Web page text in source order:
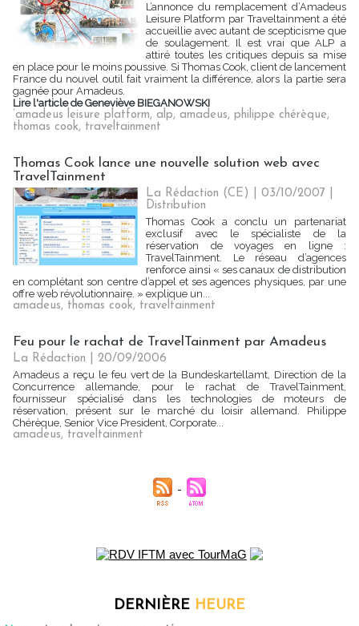
L’annonce du remplacement d’Amadeus
Leisure Platform par Traveltainment a été
accueillie avec autant de scepticisme que
de soulagement. Il est vrai que ALP a
attiré toutes les critiques depuis sa mise
en place pour le moins poussive. Si Thomas Cook, client de lancement
France du nouvel outil fait vraiment la différence, alors la partie sera
gagnée pour Amadeus.
Lire l'article de Geneviève BIEGANOWSKI
’amadeus leisure platform, alp, amadeus, philippe chérèque,
thomas cook, traveltainment
Thomas Cook lance une nouvelle solution web avec
TravelTainment
La Rédaction (CE) | 03/10/2007
Distribution
Thomas Cook a conclu un partenariat
exclusif avec le spécialiste de la
réservation de voyages en ligne :
TravelTainment. Le réseau d’agences
renforce ainsi « ses canaux de distribution
en complétant son centre d’appel et ses agences physiques, par une
offre web révolutionnaire. » explique un...
amadeus, thomas cook, traveltainment
Feu pour le rachat de TravelTainment par Amadeus
La Rédaction | 20/09/2006
Amadeus a reçu le feu vert de la Bundeskartellamt, Direction de la
Concurrence allemande, pour le rachat de TravelTainment,
fournisseur spécialisé dans les technologies de moteurs de
réservation, présent sur le marché du loisir allemand. Philippe
Chérèque, Senior Vice President, Corporate...
amadeus, traveltainment
DERNIÈRE HEURE